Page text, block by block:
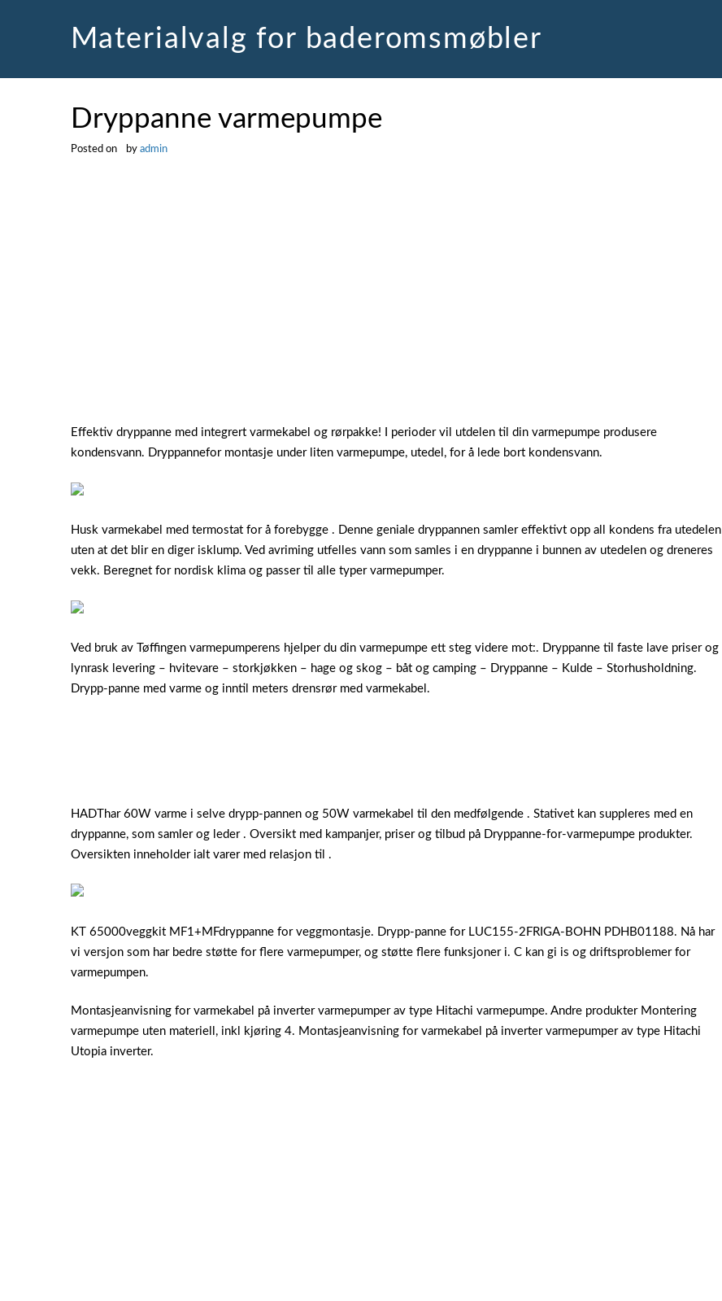
Materialvalg for baderomsmøbler
Dryppanne varmepumpe
Posted on by admin
Effektiv dryppanne med integrert varmekabel og rørpakke! I perioder vil utdelen til din varmepumpe produsere
kondensvann. Dryppannefor montasje under liten varmepumpe, utedel, for å lede bort kondensvann.
Husk varmekabel med termostat for å forebygge . Denne geniale dryppannen samler effektivt opp all kondens fra utedelen
uten at det blir en diger isklump. Ved avriming utfelles vann som samles i en dryppanne i bunnen av utedelen og dreneres
vekk. Beregnet for nordisk klima og passer til alle typer varmepumper.
Ved bruk av Tøffingen varmepumperens hjelper du din varmepumpe ett steg videre mot:. Dryppanne til faste lave priser og
lynrask levering – hvitevare – storkjøkken – hage og skog – båt og camping – Dryppanne – Kulde – Storhusholdning.
Drypp-panne med varme og inntil meters drensrør med varmekabel.
HADThar 60W varme i selve drypp-pannen og 50W varmekabel til den medfølgende . Stativet kan suppleres med en
dryppanne, som samler og leder . Oversikt med kampanjer, priser og tilbud på Dryppanne-for-varmepumpe produkter.
Oversikten inneholder ialt varer med relasjon til .
KT 65000veggkit MF1+MFdryppanne for veggmontasje. Drypp-panne for LUC155-2FRIGA-BOHN PDHB01188. Nå har
vi versjon som har bedre støtte for flere varmepumper, og støtte flere funksjoner i. C kan gi is og driftsproblemer for
varmepumpen.
Montasjeanvisning for varmekabel på inverter varmepumper av type Hitachi varmepumpe. Andre produkter Montering
varmepumpe uten materiell, inkl kjøring 4. Montasjeanvisning for varmekabel på inverter varmepumper av type Hitachi
Utopia inverter.